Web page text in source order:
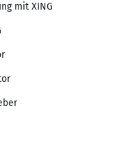
mit XING